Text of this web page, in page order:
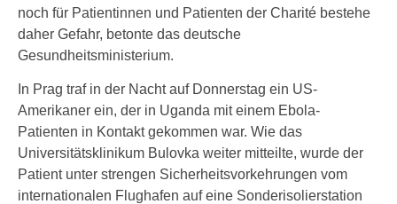
noch für Patientinnen und Patienten der Charité bestehe
daher Gefahr, betonte das deutsche
Gesundheitsministerium.
In Prag traf in der Nacht auf Donnerstag ein US-
Amerikaner ein, der in Uganda mit einem Ebola-
Patienten in Kontakt gekommen war. Wie das
Universitätsklinikum Bulovka weiter mitteilte, wurde der
Patient unter strengen Sicherheitsvorkehrungen vom
internationalen Flughafen auf eine Sonderisolierstation